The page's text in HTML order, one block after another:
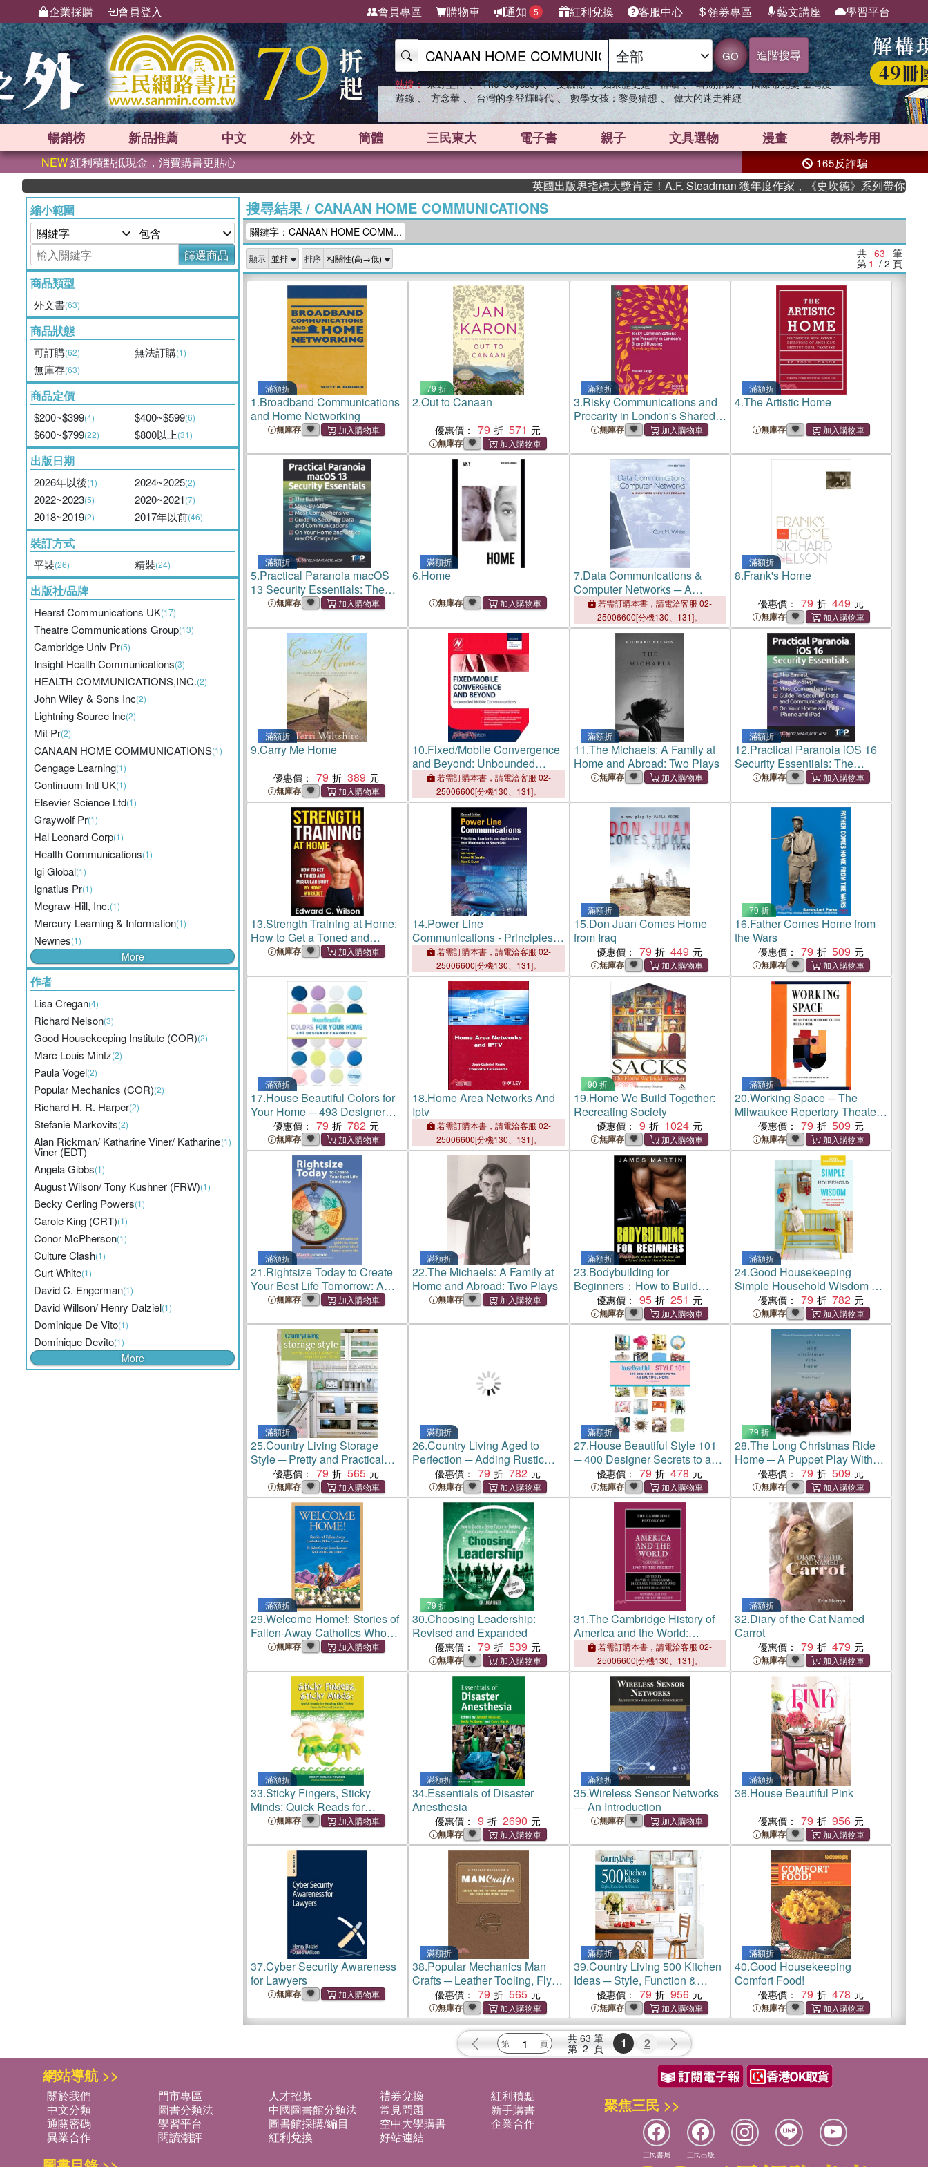
企業採購 會員登入 會員專區 購物車 通知 5 紅利兌換 客服中心 領券專區 藝文講座 學習平台
GO 進階搜尋
熱搜： 東野圭吾 、 The Odyssey 、 父親節 、 如果歷史是一群喵 、 暑期推薦 、 國際布克獎 臺灣漫
遊錄 、 方念華 、 台灣的李登輝時代 、 數學女孩：黎曼猜想 、 偉大的迷走神經
暢銷榜 新品推薦 中文 外文 簡體 三民東大 電子書 親子 文具選物 漫畫 教科考用
NEW紅利積點抵現金，消費購書更貼心 165反詐騙
英國出版界指標大獎肯定！A.F. Steadman 獲年度作家，《史坎德》系列帶你踏上熱血奇
縮小範圍
篩選商品
商品類型
外文書(63)
商品狀態
可訂購(62) 無法訂購(1)
無庫存(63)
商品定價
$200~$399(4) $400~$599(6)
$600~$799(22) $800以上(31)
出版日期
2026年以後(1) 2024~2025(2)
2022~2023(5) 2020~2021(7)
2018~2019(2) 2017年以前(46)
裝訂方式
平裝(26) 精裝(24)
出版社/品牌
Hearst Communications UK(17)
Theatre Communications Group(13)
Cambridge Univ Pr(5)
Insight Health Communications(3)
HEALTH COMMUNICATIONS,INC.(2)
John Wiley & Sons Inc(2)
Lightning Source Inc(2)
Mit Pr(2)
CANAAN HOME COMMUNICATIONS(1)
Cengage Learning(1)
Continuum Intl UK(1)
Elsevier Science Ltd(1)
Graywolf Pr(1)
Hal Leonard Corp(1)
Health Communications(1)
Igi Global(1)
Ignatius Pr(1)
Mcgraw-Hill, Inc.(1)
Mercury Learning & Information(1)
Newnes(1)
More
作者
Lisa Cregan(4)
Richard Nelson(3)
Good Housekeeping Institute (COR)(2)
Marc Louis Mintz(2)
Paula Vogel(2)
Popular Mechanics (COR)(2)
Richard H. R. Harper(2)
Stefanie Markovits(2)
Alan Rickman/ Katharine Viner/ Katharine
Viner (EDT)
(1)
Angela Gibbs(1)
August Wilson/ Tony Kushner (FRW)(1)
Becky Cerling Powers(1)
Carole King (CRT)(1)
Conor McPherson(1)
Culture Clash(1)
Curt White(1)
David C. Engerman(1)
David Willson/ Henry Dalziel(1)
Dominique De Vito(1)
Dominique Devito(1)
More
搜尋結果/ CANAAN HOME COMMUNICATIONS
關鍵字：CANAAN HOME COMM...
顯示 排序 共 63 筆
第 1 / 2 頁
滿額折
1.Broadband Communications
and Home Networking
無庫存
79 折
2.Out to Canaan
優惠價： 79 571
無庫存
滿額折
3.Risky Communications and
Precarity in London's Shared
Housing: Speaking Home
無庫存
滿額折
4.The Artistic Home
無庫存
滿額折
5.Practical Paranoia macOS
13 Security Essentials: The
Easiest, Step-By-step, Most
Securing Data and
Communications on Your
無庫存
滿額折
6.Home
無庫存
7.Data Communications &
Computer Networks ─ A
Business User's Approach
若需訂購本書，請電洽客服 02-
25006600[分機130、131]。
滿額折
8.Frank's Home
優惠價： 79 449
無庫存
滿額折
9.Carry Me Home
優惠價： 79 389
無庫存
10.Fixed/Mobile Convergence
and Beyond: Unbounded
Mobile Communications
若需訂購本書，請電洽客服 02-
25006600[分機130、131]。
滿額折
11.The Michaels: A Family at
Home and Abroad: Two Plays
無庫存
滿額折
12.Practical Paranoia iOS 16
Security Essentials: The
Easiest, Step-By-step, Most
Securing Data and
Communications on Your
無庫存
13.Strength Training at Home:
How to Get a Toned and
Muscular Body by Home
無庫存
14.Power Line
Communications - Principles,
Standards And Applications
From Multimedia To Smart Grid
2E
若需訂購本書，請電洽客服 02-
25006600[分機130、131]。
滿額折
15.Don Juan Comes Home
from Iraq
優惠價： 79 449
無庫存
79 折
16.Father Comes Home from
the Wars
優惠價： 79 509
無庫存
滿額折
17.House Beautiful Colors for
Your Home ─ 493 Designer
Favorites
優惠價： 79 782
無庫存
18.Home Area Networks And
Iptv
若需訂購本書，請電洽客服 02-
25006600[分機130、131]。
90 折
19.Home We Build Together:
Recreating Society
優惠價： 9 1024
無庫存
滿額折
20.Working Space ─ The
Milwaukee Repertory Theater
Builds a Home
優惠價： 79 509
無庫存
滿額折
21.Rightsize Today to Create
Your Best Life Tomorrow: A
Motivational Guide for Those
Later in Life
無庫存
滿額折
22.The Michaels: A Family at
Home and Abroad: Two Plays
無庫存
滿額折
23.Bodybuilding for
Beginners：How to Build
Muscle, Burn Fat and Get a
Toned Body by Home Workout
優惠價： 95 251
無庫存
滿額折
24.Good Housekeeping
Simple Household Wisdom ─
425 Easy Ways to Clean &
Organize Your Home
優惠價： 79 782
無庫存
滿額折
25.Country Living Storage
Style ─ Pretty and Practical
Ways to Organize Your Home
優惠價： 79 565
無庫存
滿額折
26.Country Living Aged to
Perfection ─ Adding Rustic
Charm to Your Modern Home
Inside & Out
優惠價： 79 782
無庫存
滿額折
27.House Beautiful Style 101
─ 400 Designer Secrets to a
Beautiful Home
優惠價： 79 478
無庫存
79 折
28.The Long Christmas Ride
Home ─ A Puppet Play With
Actors優惠價： 79 509
無庫存
滿額折
29.Welcome Home!: Stories of
Fallen-Away Catholics Who
Came Back N Returned
無庫存
79 折
30.Choosing Leadership:
Revised and Expanded
優惠價： 79 539
無庫存
31.The Cambridge History of
America and the World:
Volume 4, 1945 to the Present
若需訂購本書，請電洽客服 02-
25006600[分機130、131]。
滿額折
32.Diary of the Cat Named
Carrot
優惠價： 79 479
無庫存
滿額折
33.Sticky Fingers, Sticky
Minds: Quick Reads for
Helping Kids Thrive
無庫存
滿額折
34.Essentials of Disaster
Anesthesia
優惠價： 9 2690
無庫存
滿額折
35.Wireless Sensor Networks
― An Introduction
無庫存
滿額折
36.House Beautiful Pink
優惠價： 79 956
無庫存
37.Cyber Security Awareness
for Lawyers
無庫存
滿額折
38.Popular Mechanics Man
Crafts ─ Leather Tooling, Fly
Tying, Ax Whittling, and Other
Cool Things to Do
優惠價： 79 565
無庫存
滿額折
39.Country Living 500 Kitchen
Ideas ─ Style, Function &
Charm優惠價： 79 956
無庫存
滿額折
40.Good Housekeeping
Comfort Food!
優惠價： 79 478
無庫存
共 63 筆
第 2 頁 1 2
網站導航 >>
關於我們 門市專區 人才招募 禮券兌換
紅利積點
中文分類
圖書分類法 中國圖書館分類法 常見問題
新手購書
通關密碼
學習平台 圖書館採購/編目 空中大學購書
企業合作
異業合作
閱讀潮評 紅利兌換 好站連結
聚焦三民 >>
三民書局 三民出版